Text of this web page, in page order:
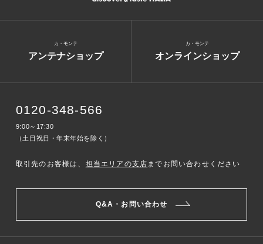
アンテナショップ
カ・モンテ
オンラインショップ
カ・モンテ
0120-348-566
9:00～17:30
（土日祝日・年末年始を除く）
取引先のお客様は、 担当エリアの支店 までお問い合わせください
Q&A・お問い合わせ